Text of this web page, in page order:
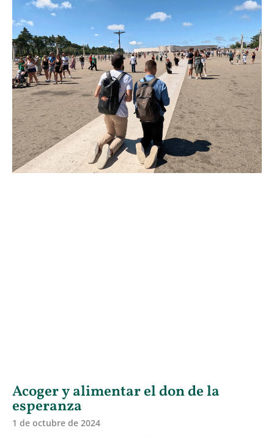
Acoger y alimentar el don de la
esperanza
1 de octubre de 2024